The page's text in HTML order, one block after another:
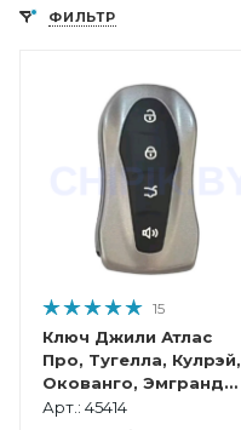
ФИЛЬТР
15
Ключ Джили Атлас
Про, Тугелла, Кулрэй,
Окованго, Эмгранд
смарт корпус с
Арт.: 45414